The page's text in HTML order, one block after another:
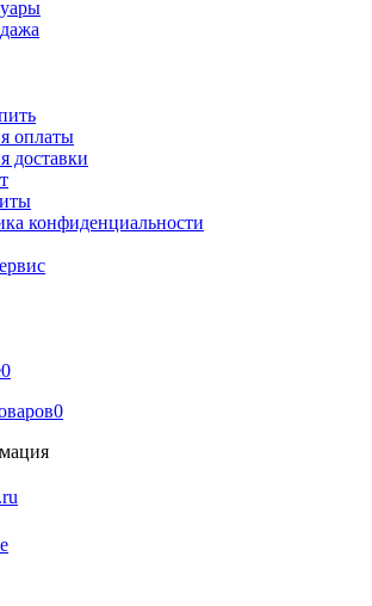
оплаты
доставки
конфиденциальности
0
0